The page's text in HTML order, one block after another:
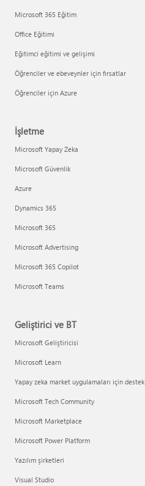
Microsoft 365 Eğitim
Office Eğitimi
Eğitimci eğitimi ve gelişimi
Öğrenciler ve ebeveynler için fırsatlar
Öğrenciler için Azure
İşletme
Microsoft Yapay Zeka
Microsoft Güvenlik
Azure
Dynamics 365
Microsoft 365
Microsoft Advertising
Microsoft 365 Copilot
Microsoft Teams
Geliştirici ve BT
Microsoft Geliştiricisi
Microsoft Learn
Yapay zeka market uygulamaları için destek
Microsoft Tech Community
Microsoft Marketplace
Microsoft Power Platform
Yazılım şirketleri
Visual Studio